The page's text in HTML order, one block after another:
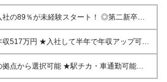
の89％が未経験スタート！ ◎第二新卒歓
柄重視の採用！ ------------ ◆学歴不問 ◆35歳
年層の長期キャリア形成を図るため） --------
フォン、タブレット、PCなど通信機器に関
知識は一切不要！
517万円 ★入社して半年で年収アップ可
格取得で月給＋最大8万円 ★試験の合格率、
もに約90％！！ ＜想定月収＞ ■関
点から選択可能 ★駅チカ・車通勤可能店
っ越し費用のサポートあり（社宅・家賃